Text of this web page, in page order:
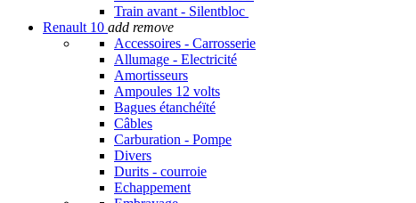
Train avant - Silentbloc
Renault 10 add remove
Accessoires - Carrosserie
Allumage - Electricité
Amortisseurs
Ampoules 12 volts
Bagues étanchéïté
Câbles
Carburation - Pompe
Divers
Durits - courroie
Echappement